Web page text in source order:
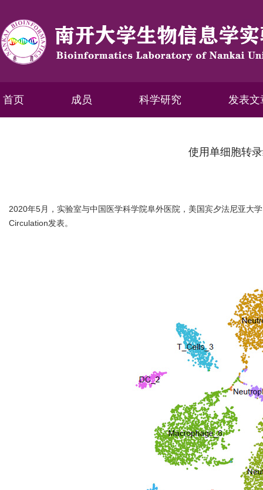
首页 成员 科学研究 发表文
使用单细胞转
2020年5月，实验室与中国医学科学院阜外医院，美国宾夕法尼亚大
Circulation发表。